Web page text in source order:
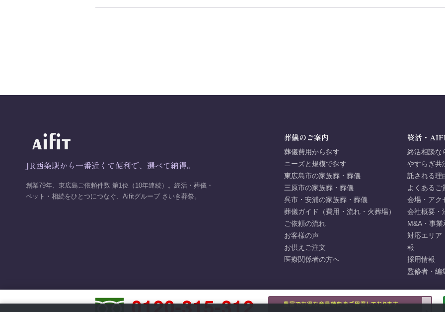
豊富でお得な会員特典をご用意しております
JR西条駅から一番近くて便利で、選べて納得。
創業79年、東広島ご依頼件数 第1位（10年連続）。終活・葬儀・
ペット・相続をひとつにつなぐ、Aifitグループ さいき葬祭。
葬儀のご案内
葬儀費用から探す
ニーズと規模で探す
東広島市の家族葬・葬儀
三原市の家族葬・葬儀
呉市・安浦の家族葬・葬儀
葬儀ガイド（費用・流れ・火葬場）
ご依頼の流れ
お客様の声
お供えご注文
医療関係者の方へ
終活・
終活相談な
やすらぎ共
託される理
よくあるご
会場・アク
会社概要・
M&A・事業
対応エリア
報
採用情報
監修者・編